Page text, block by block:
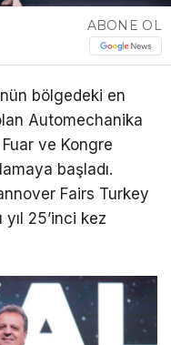
ABONE OL
bölgedeki en
Automechanika
ve Kongre
başladı.
Fairs Turkey
25’inci kez